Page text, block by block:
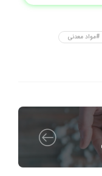
#مواد معدنی